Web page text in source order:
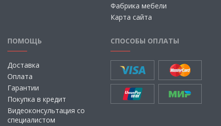
Фабрика мебели
Карта сайта
ПОМОЩЬ
Доставка
Оплата
Гарантии
Покупка в кредит
Видеоконсультация со
специалистом
СПОСОБЫ ОПЛАТЫ